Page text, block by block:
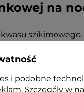
na
zakończeniu
można
i podobne
Szczegóły w